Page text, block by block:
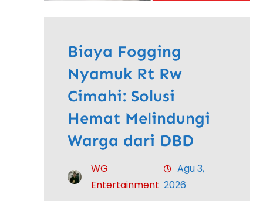
Biaya Fogging
Nyamuk Rt Rw
Cimahi: Solusi
Hemat Melindungi
Warga dari DBD
WG
Entertainment
Agu 3,
2026